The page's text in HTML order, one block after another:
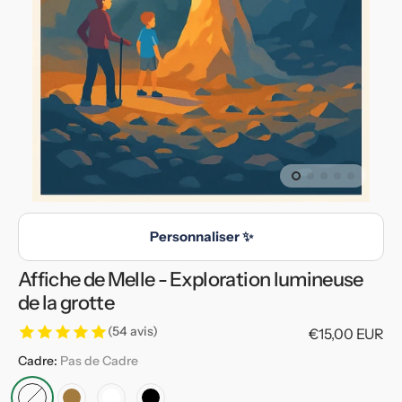
en
vedette
dans
vue
de
la
galerie
Personnaliser ✨
Affiche de Melle - Exploration lumineuse
de la grotte
(54 avis)
Prix
€15,00 EUR
Cadre: Pas de Cadre